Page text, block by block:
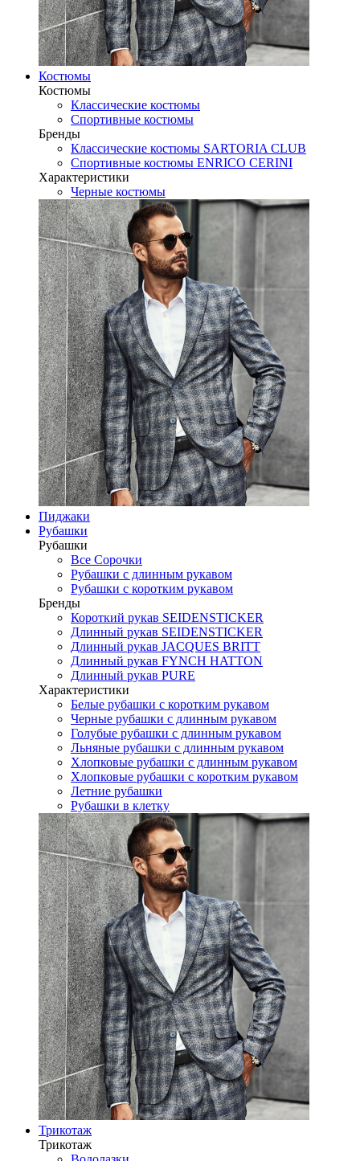
Костюмы
Костюмы
Классические костюмы
Спортивные костюмы
Бренды
Классические костюмы SARTORIA CLUB
Спортивные костюмы ENRICO CERINI
Характеристики
Черные костюмы
Пиджаки
Рубашки
Рубашки
Все Сорочки
Рубашки с длинным рукавом
Рубашки с коротким рукавом
Бренды
Короткий рукав SEIDENSTICKER
Длинный рукав SEIDENSTICKER
Длинный рукав JAСQUES BRITT
Длинный рукав FYNCH HATTON
Длинный рукав PURE
Характеристики
Белые рубашки с коротким рукавом
Черные рубашки с длинным рукавом
Голубые рубашки с длинным рукавом
Льняные рубашки с длинным рукавом
Хлопковые рубашки с длинным рукавом
Хлопковые рубашки с коротким рукавом
Летние рубашки
Рубашки в клетку
Трикотаж
Трикотаж